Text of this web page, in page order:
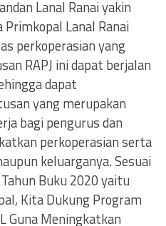
Lanal Ranai yakin
Lanal Ranai
perkoperasian yang
RAPJ ini dapat berjalan
dapat
yang merupakan
bagi pengurus dan
perkoperasian serta
keluarganya. Sesuai
Buku 2020 yaitu
Kita Dukung Program
Guna Meningkatkan